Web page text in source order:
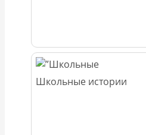
Школьные истории